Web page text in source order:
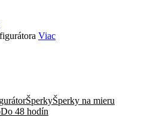
Viac
ŠperkyŠperky na mieru
Do 48 hodín